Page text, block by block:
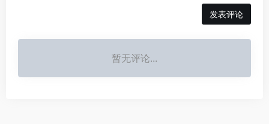
发表评论
暂无评论...